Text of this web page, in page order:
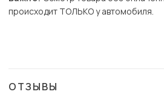
происходит ТОЛЬКО у автомобиля.
ОТЗЫВЫ